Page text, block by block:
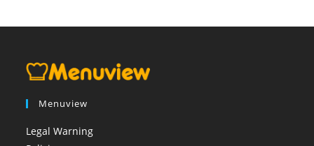
Menuview
Legal Warning